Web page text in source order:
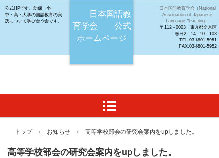
日本国語教
育学会 公式
ホームページ
公式HPです。幼保・小・
中・高・大学の国語教育の実
践について学び合う会です。
日本国語教育学会（National
Association of Japanese
Language Teaching）
〒112－0003 東京都文京区
春日2－14－10－103
TEL.03-6801-5951
FAX.03-6801-5952
トップ › お知らせ › 高等学校部会の研究会案内をupしました。
高等学校部会の研究会案内をupしました。